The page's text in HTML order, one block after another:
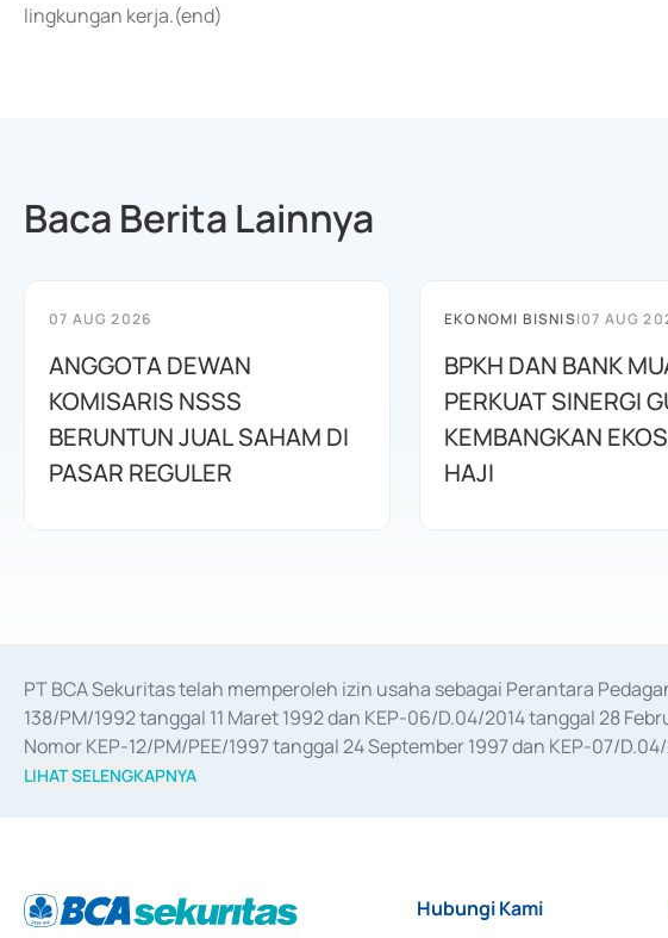
lingkungan kerja.(end)
Baca Berita Lainnya
07 AUG 2026
ANGGOTA DEWAN
KOMISARIS NSSS
BERUNTUN JUAL SAHAM DI
PASAR REGULER
EKONOMI BISNIS|07 AUG
BPKH DAN BANK
PERKUAT SINERGI
KEMBANGKAN
HAJI
PT BCA Sekuritas telah memperoleh izin usaha sebagai Perantara
138/PM/1992 tanggal 11 Maret 1992 dan KEP-06/D.04/2014 tanggal 28
Nomor KEP-12/PM/PEE/1997 tanggal 24 September 1997 dan KEP-07/
merger, akuisisi, divestasi, dan
LIHAT SELENGKAPNYA
Hubungi Kami